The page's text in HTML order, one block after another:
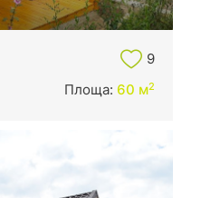
9
Площа: 60 м2